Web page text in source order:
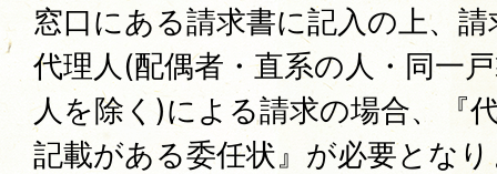
窓口にある請求書に記入の上、
代理人(配偶者・直系の人・同一
人を除く)による請求の場合、『
記載がある委任状』が必要とな